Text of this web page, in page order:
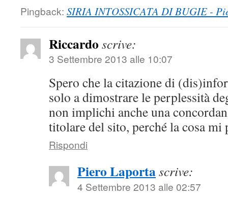
Pingback: SIRIA INTOSSICATA DI BUGIE -
Riccardo scrive:
3 Settembre 2013 alle 10:07
Spero che la citazione di
solo a dimostrare le perplessità
non implichi anche una
titolare del sito, perché la cosa mi
Rispondi
Piero Laportascrive:
4 Settembre 2013 alle 02:57